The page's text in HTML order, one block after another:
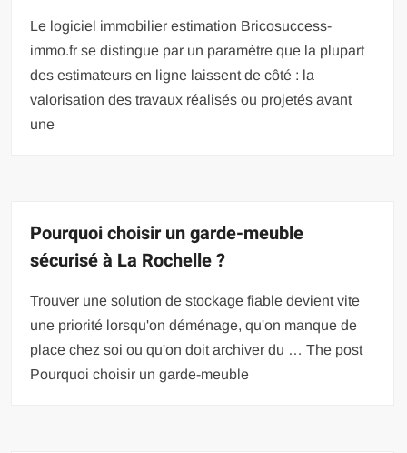
Le logiciel immobilier estimation Bricosuccess-
immo.fr se distingue par un paramètre que la plupart
des estimateurs en ligne laissent de côté : la
valorisation des travaux réalisés ou projetés avant
une
Pourquoi choisir un garde-meuble
sécurisé à La Rochelle ?
Trouver une solution de stockage fiable devient vite
une priorité lorsqu'on déménage, qu'on manque de
place chez soi ou qu'on doit archiver du … The post
Pourquoi choisir un garde-meuble